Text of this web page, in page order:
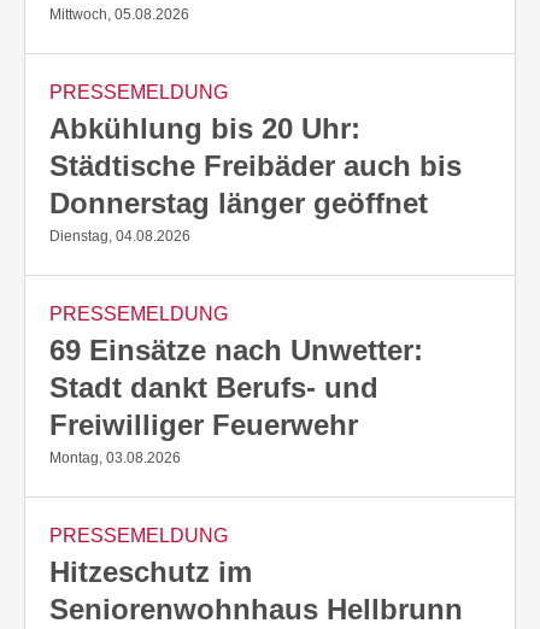
Mittwoch, 05.08.2026
PRESSEMELDUNG
Abkühlung bis 20 Uhr:
Städtische Freibäder auch bis
Donnerstag länger geöffnet
Dienstag, 04.08.2026
PRESSEMELDUNG
69 Einsätze nach Unwetter:
Stadt dankt Berufs- und
Freiwilliger Feuerwehr
Montag, 03.08.2026
PRESSEMELDUNG
Hitzeschutz im
Seniorenwohnhaus Hellbrunn